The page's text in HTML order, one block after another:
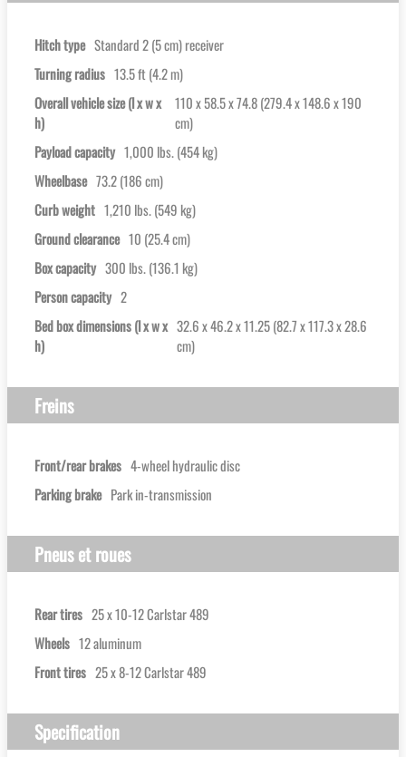
Hitch type Standard 2 (5 cm) receiver
Turning radius 13.5 ft (4.2 m)
Overall vehicle size (l x w x
h)
110 x 58.5 x 74.8 (279.4 x 148.6 x 190
cm)
Payload capacity 1,000 lbs. (454 kg)
Wheelbase 73.2 (186 cm)
Curb weight 1,210 lbs. (549 kg)
Ground clearance 10 (25.4 cm)
Box capacity 300 lbs. (136.1 kg)
Person capacity 2
Bed box dimensions (l x w x
h)
32.6 x 46.2 x 11.25 (82.7 x 117.3 x 28.6
cm)
Freins
Front/rear brakes 4-wheel hydraulic disc
Parking brake Park in-transmission
Pneus et roues
Rear tires 25 x 10-12 Carlstar 489
Wheels 12 aluminum
Front tires 25 x 8-12 Carlstar 489
Specification